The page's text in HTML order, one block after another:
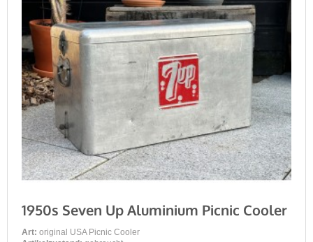
1950s Seven Up Aluminium Picnic Cooler
Art: original USA Picnic Cooler